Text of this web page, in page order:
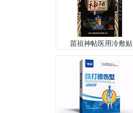
苗祖神帖医用冷敷贴